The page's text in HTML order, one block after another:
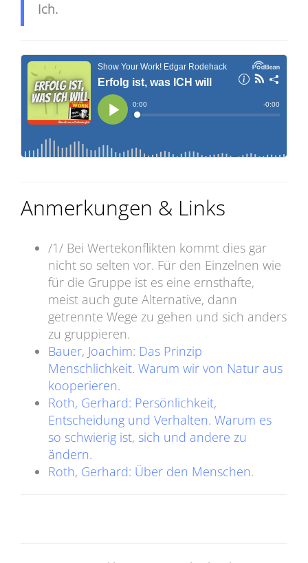
Ich.
Anmerkungen & Links
/1/ Bei Wertekonflikten kommt dies gar
nicht so selten vor. Für den Einzelnen wie
für die Gruppe ist es eine ernsthafte,
meist auch gute Alternative, dann
getrennte Wege zu gehen und sich anders
zu gruppieren.
Bauer, Joachim: Das Prinzip
Menschlichkeit. Warum wir von Natur aus
kooperieren.
Roth, Gerhard: Persönlichkeit,
Entscheidung und Verhalten. Warum es
so schwierig ist, sich und andere zu
ändern.
Roth, Gerhard: Über den Menschen.